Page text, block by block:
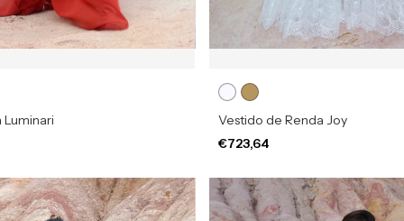
Vestido de Renda Joy
€723,64